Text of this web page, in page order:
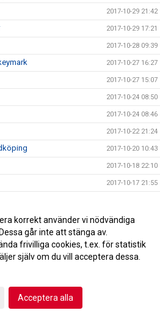
2017-10-29 21:42
2017-10-29 17:21
2017-10-28 09:39
2017-10-27 16:27
2017-10-27 15:07
2017-10-24 08:50
2017-10-24 08:46
2017-10-22 21:24
2017-10-20 10:43
2017-10-18 22:10
2017-10-17 21:55
2017-10-15 20:33
2017-10-08 11:59
2017-09-22 15:43
korrekt använder vi nödvändiga
går inte att stänga av.
frivilliga cookies, t.ex. för statistik
själv om du vill acceptera dessa.
Acceptera alla